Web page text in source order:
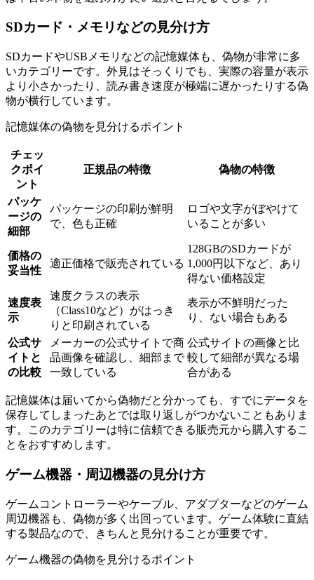
SDカード・メモリなどの見分け方
SDカードやUSBメモリなどの記憶媒体も、偽物が非常に多
いカテゴリーです。外見はそっくりでも、実際の容量が表示
より小さかったり、読み書き速度が極端に遅かったりする偽
物が横行しています。
記憶媒体の偽物を見分けるポイント
チェッ
クポイ
ント
正規品の特徴 偽物の特徴
パッケ
ージの
細部
パッケージの印刷が鮮明
で、色も正確
ロゴや文字がぼやけて
いることが多い
価格の
妥当性
適正価格で販売されている
128GBのSDカードが
1,000円以下など、あり
得ない価格設定
速度表
示
速度クラスの表示
（Class10など）がはっき
りと印刷されている
表示が不鮮明だった
り、ない場合もある
公式サ
イトと
の比較
メーカーの公式サイトで商
品画像を確認し、細部まで
一致している
公式サイトの画像と比
較して細部が異なる場
合がある
記憶媒体は届いてから偽物だと分かっても、すでにデータを
保存してしまったあとでは取り返しがつかないこともありま
す。このカテゴリーは特に信頼できる販売元から購入するこ
とをおすすめします。
ゲーム機器・周辺機器の見分け方
ゲームコントローラーやケーブル、アダプターなどのゲーム
周辺機器も、偽物が多く出回っています。ゲーム体験に直結
する製品なので、きちんと見分けることが重要です。
ゲーム機器の偽物を見分けるポイント